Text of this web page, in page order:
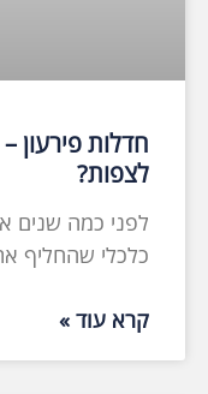
חדלות פירעון
לצפות?
לפני כמה שנים
כלכלי שהחליף
קרא עוד »